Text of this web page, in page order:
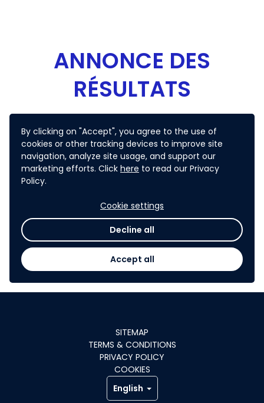
By clicking on "Accept", you agree to the use of
cookies or other tracking devices to improve site
navigation, analyze site usage, and support our
marketing efforts. Click here to read our Privacy
Policy.
Cookie settings
Decline all
Accept all
ANNONCE DES
RÉSULTATS
Annonce des résultats le
18 décembre 2025 !
L'appel à projets est doté d'un montant de 100
000€à répartir en fonction des projets reçus. Les
montants versés aux projets sélectionnés pourront
différer en fonction des besoins de ces derniers !
SITEMAP
TERMS & CONDITIONS
PRIVACY POLICY
COOKIES
English